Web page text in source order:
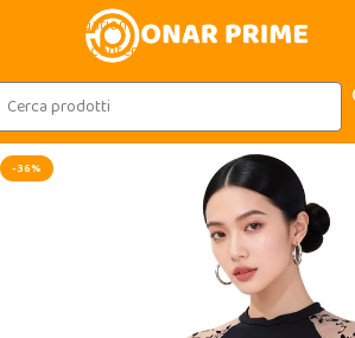
Skip to navigation
Skip to main content
-36%